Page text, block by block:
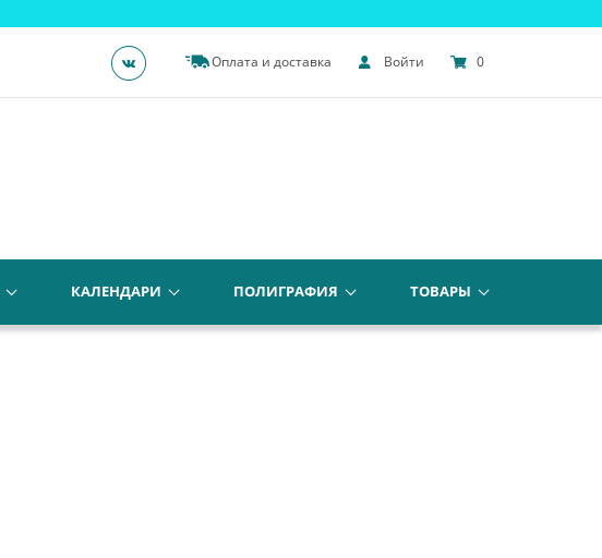
Оплата и доставка Войти 0
КАЛЕНДАРИ ПОЛИГРАФИЯ ТОВАРЫ